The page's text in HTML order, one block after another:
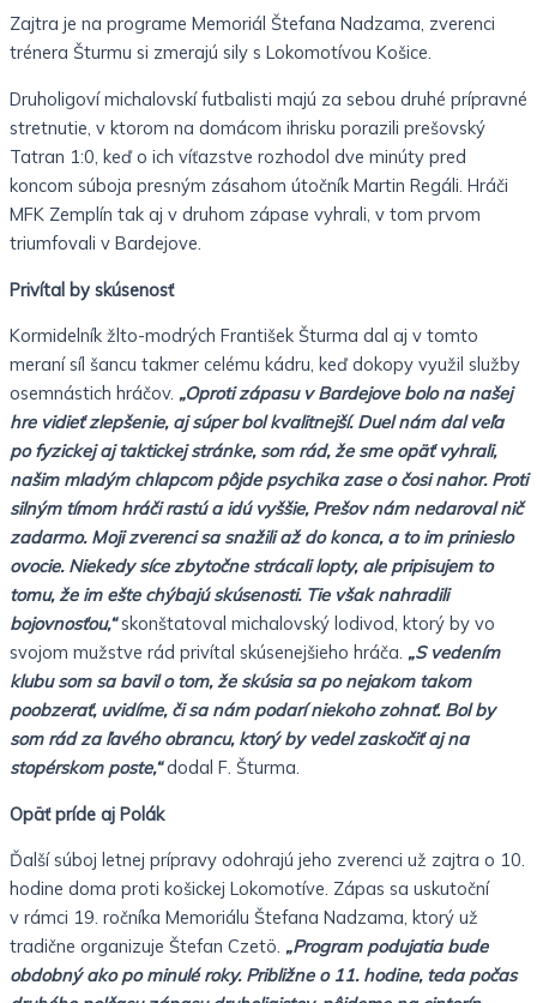
Zajtra je na programe Memoriál Štefana Nadzama, zverenci
trénera Šturmu si zmerajú sily s Lokomotívou Košice.
Druholigoví michalovskí futbalisti majú za sebou druhé prípravné
stretnutie, v ktorom na domácom ihrisku porazili prešovský
Tatran 1:0, keď o ich víťazstve rozhodol dve minúty pred
koncom súboja presným zásahom útočník Martin Regáli. Hráči
MFK Zemplín tak aj v druhom zápase vyhrali, v tom prvom
triumfovali v Bardejove.
Privítal by skúsenosť
Kormidelník žlto-modrých František Šturma dal aj v tomto
meraní síl šancu takmer celému kádru, keď dokopy využil služby
osemnástich hráčov. „Oproti zápasu v Bardejove bolo na našej
hre vidieť zlepšenie, aj súper bol kvalitnejší. Duel nám dal veľa
po fyzickej aj taktickej stránke, som rád, že sme opäť vyhrali,
našim mladým chlapcom pôjde psychika zase o čosi nahor. Proti
silným tímom hráči rastú a idú vyššie, Prešov nám nedaroval nič
zadarmo. Moji zverenci sa snažili až do konca, a to im prinieslo
ovocie. Niekedy síce zbytočne strácali lopty, ale pripisujem to
tomu, že im ešte chýbajú skúsenosti. Tie však nahradili
bojovnosťou,“skonštatoval michalovský lodivod, ktorý by vo
svojom mužstve rád privítal skúsenejšieho hráča. „S vedením
klubu som sa bavil o tom, že skúsia sa po nejakom takom
poobzerať, uvidíme, či sa nám podarí niekoho zohnať. Bol by
som rád za ľavého obrancu, ktorý by vedel zaskočiť aj na
stopérskom poste,“dodal F. Šturma.
Opäť príde aj Polák
Ďalší súboj letnej prípravy odohrajú jeho zverenci už zajtra o 10.
hodine doma proti košickej Lokomotíve. Zápas sa uskutoční
v rámci 19. ročníka Memoriálu Štefana Nadzama, ktorý už
tradične organizuje Štefan Czetö. „Program podujatia bude
obdobný ako po minulé roky. Približne o 11. hodine, teda počas